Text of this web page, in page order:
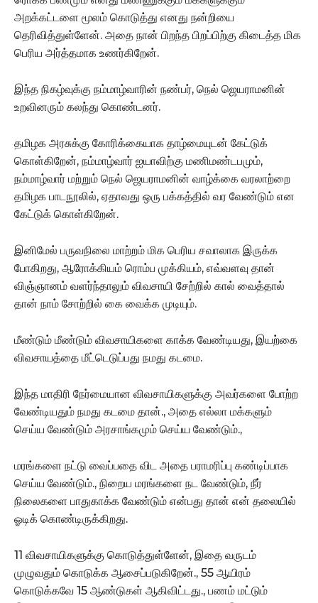
அறக்கட்டளை மூலம் கொடுத்து எனது நன்றியை
தெரிவித்துள்ளேன். அதை நான் பிறந்த பிறப்பிற்கு கிடைத்த மிக
பெரிய அர்த்தமாக உணர்கிறேன்.
இந்த நிகழ்வுக்கு நம்மாழ்வாரின் நண்பர், நெல் ஜெயராமனின்
உறவினரும் கலந்து கொண்டனர்.
தமிழக அரசுக்கு கோரிக்கையாக தாழ்மையுடன் கேட்டுக்
கொள்கிறேன், நம்மாழ்வார் ஐயாவிற்கு மணிமண்டபமும்,
நம்மாழ்வார் மற்றும் நெல் ஜெயராமனின் வாழ்க்கை வரலாற்றை
தமிழக பாடநூலில், ஏதாவது ஒரு பக்கத்தில் வர வேண்டும் என
கேட்டுக் கொள்கிறேன்.
இனிமேல் பருவநிலை மாற்றம் மிக பெரிய சவாலாக இருக்க
போகிறது, ஆரோக்கியம் ரொம்ப முக்கியம், எவ்வளவு தான்
விஞ்ஞானம் வளர்ந்தாலும் விவசாயி சேற்றில் கால் வைத்தால்
தான் நாம் சோற்றில் கை வைக்க முடியும்.
மீண்டும் மீண்டும் விவசாயிகளை காக்க வேண்டியது, இயற்கை
விவசாயத்தை மீட்டெடுப்பது நமது கடமை.
இந்த மாதிரி நேர்மையான விவசாயிகளுக்கு அவர்களை போற்ற
வேண்டியதும் நமது கடமை தான்., அதை எல்லா மக்களும்
செய்ய வேண்டும் அரசாங்கமும் செய்ய வேண்டும்.,
மரங்களை நட்டு வைப்பதை விட அதை பராமரிப்பு கண்டிப்பாக
செய்ய வேண்டும்., நிறைய மரங்களை நட வேண்டும், நீர்
நிலைகளை பாதுகாக்க வேண்டும் என்பது தான் என் தலையில்
ஓடிக் கொண்டிருக்கிறது.
11 விவசாயிகளுக்கு கொடுத்துள்ளேன், இதை வருடம்
முழுவதும் கொடுக்க ஆசைப்படுகிறேன்., 55 ஆயிரம்
கொடுக்கவே 15 ஆண்டுகள் ஆகிவிட்டது., பணம் மட்டும்